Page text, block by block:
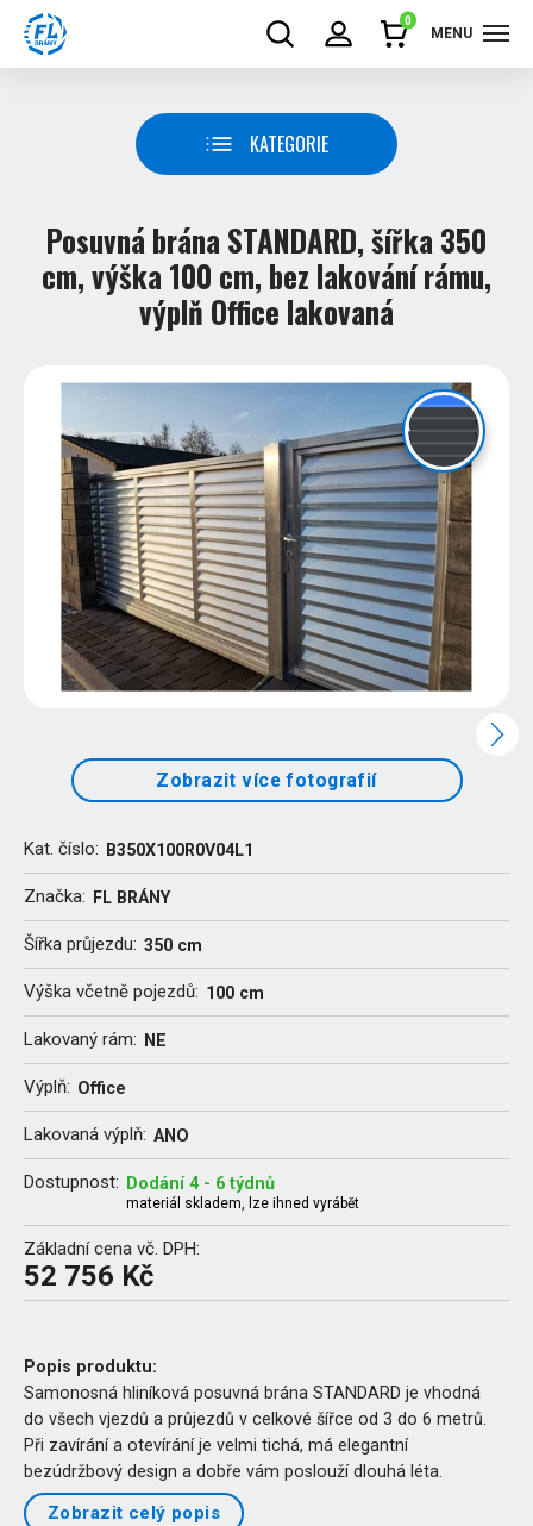
0
MENU
KATEGORIE
Posuvná brána STANDARD, šířka 350
cm, výška 100 cm, bez lakování rámu,
výplň Office lakovaná
Zobrazit více fotografií
Kat. číslo: B350X100R0V04L1
Značka: FL BRÁNY
Šířka průjezdu: 350 cm
Výška včetně pojezdů: 100 cm
Lakovaný rám: NE
Výplň: Office
Lakovaná výplň: ANO
Dostupnost: Dodání 4 - 6 týdnů
materiál skladem, lze ihned vyrábět
Základní cena vč. DPH:
52 756 Kč
Popis produktu:
Samonosná hliníková posuvná brána STANDARD je vhodná
do všech vjezdů a průjezdů v celkové šířce od 3 do 6 metrů.
Při zavírání a otevírání je velmi tichá, má elegantní
bezúdržbový design a dobře vám poslouží dlouhá léta.
Zobrazit celý popis